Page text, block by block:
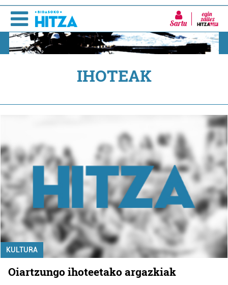
Sartu
IHOTEAK
KULTURA
Oiartzungo ihoteetako argazkiak